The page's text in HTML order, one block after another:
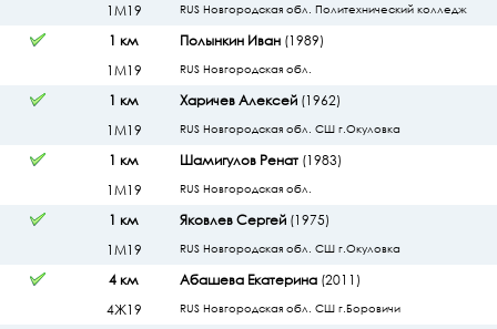
1М19
RUS Новгородская обл. Политехнический колледж
1 км
1М19
Полынкин Иван(1989)
RUS Новгородская обл.
1 км
1М19
Харичев Алексей(1962)
RUS Новгородская обл. СШ г.Окуловка
1 км
1М19
Шамигулов Ренат(1983)
RUS Новгородская обл.
1 км
1М19
Яковлев Сергей(1975)
RUS Новгородская обл. СШ г.Окуловка
4 км
4Ж19
Абашева Екатерина(2011)
RUS Новгородская обл. СШ г.Боровичи